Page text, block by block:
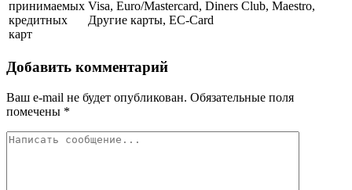
принимаемых
кредитных
карт
Visa, Euro/Mastercard, Diners Club, Maestro,
Другие карты, EC-Card
Добавить комментарий
Ваш e-mail не будет опубликован. Обязательные поля
помечены *